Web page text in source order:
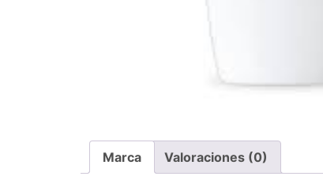
Marca Valoraciones (0)